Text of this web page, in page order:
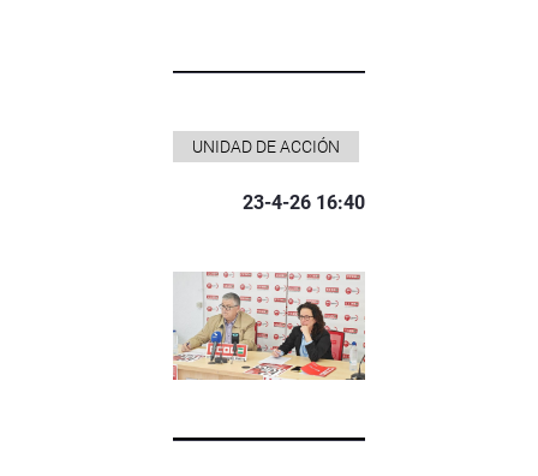
UNIDAD DE ACCIÓN
23-4-26 16:40